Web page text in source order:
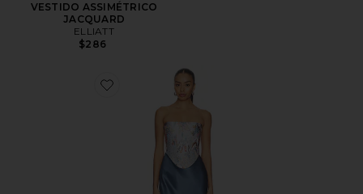
VESTIDO ASSIMÉTRICO
JACQUARD
ELLIATT
$286